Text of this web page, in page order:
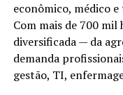
econômico, médico
Com mais de 700
diversificada — da
demanda
gestão, TI,